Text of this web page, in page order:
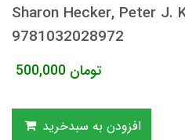
Sharon Hecker, Peter J.
9781032028972
500,000 تومان
افزودن به سبدخرید